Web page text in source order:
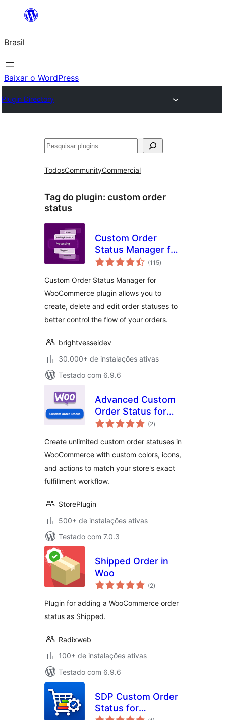
o
conteúdo
Brasil
Baixar o WordPress
Plugin Directory
Pesquisar
TodosCommunityCommercial
Tag do plugin: custom order
status
Custom Order
Status Manager for
WooCommerce
(115total
de
)
Custom Order Status Manager for
WooCommerce plugin allows you to
create, delete and edit order statuses to
better control the flow of your orders.
brightvesseldev
30.000+ de instalações ativas
Testado com 6.9.6
Advanced Custom
Order Status for
WooCommerce
(2total
de
)
Create unlimited custom order statuses in
WooCommerce with custom colors, icons,
and actions to match your store's exact
fulfillment workflow.
StorePlugin
500+ de instalações ativas
Testado com 7.0.3
Shipped Order in
Woo
(2total
de
)
Plugin for adding a WooCommerce order
status as Shipped.
Radixweb
100+ de instalações ativas
Testado com 6.9.6
SDP Custom Order
Status for
total